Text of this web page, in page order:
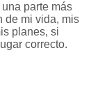
parte más
de mi vida, mis
planes, si
correcto.